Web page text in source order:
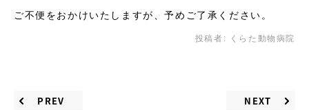
ご不便をおかけいたしますが、予めご了承ください。
投稿者: くらた動物病院
PREV NEXT